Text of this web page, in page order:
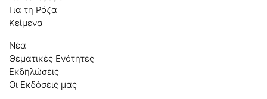
Για τη Ρόζα
Κείμενα
Νέα
Θεματικές Ενότητες
Εκδηλώσεις
Οι Εκδόσεις μας